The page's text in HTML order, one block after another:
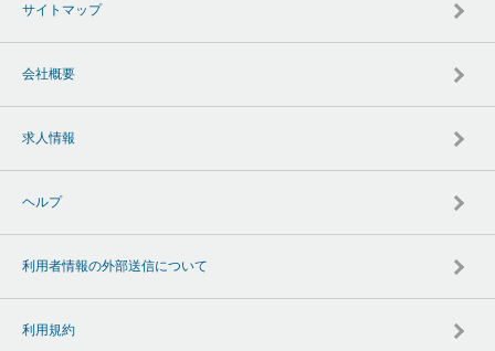
サイトマップ
会社概要
求人情報
ヘルプ
利用者情報の外部送信について
利用規約